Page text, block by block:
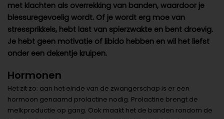
met klachten als overrekking van banden, waardoor je
blessuregevoelig wordt. Of je wordt erg moe van
stressprikkels, hebt last van spierzwakte en bent droevig.
Je hebt geen motivatie of libido hebben en wil het liefst
onder een dekentje kruipen.
Hormonen
Het zit zo: aan het einde van de zwangerschap is er een
hormoon genaamd prolactine nodig. Prolactine brengt de
melkproductie op gang. Ook maakt het de banden rondom de